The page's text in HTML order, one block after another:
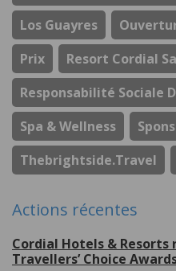
Los Guayres
Prix
Resort Cordial
Responsabilité Sociale
Spa & Wellness
Thebrightside.travel
Actions récentes
Cordial Hotels &
Travellers’ Choice